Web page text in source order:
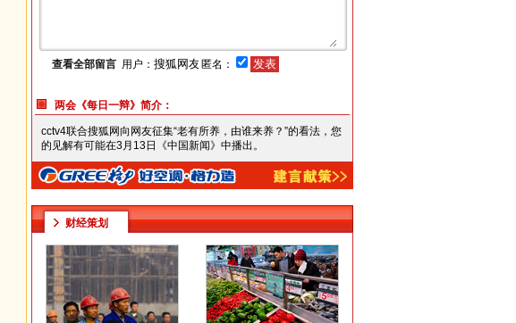
查看全部留言用户： 匿名：
两会《每日一辩》简介：
cctv4联合搜狐网向网友征集“老有所养，由谁来养？”的看法，您
的见解有可能在3月13日《中国新闻》中播出。
财经策划